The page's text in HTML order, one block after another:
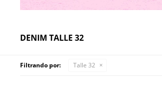
DENIM TALLE 32
Filtrando por: Talle 32